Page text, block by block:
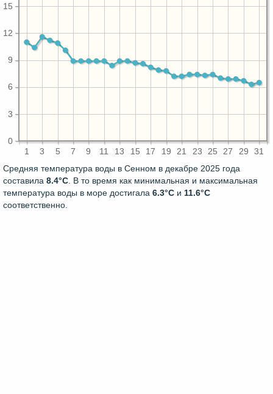
1 3 5 7 9 11 13 15 17 19 21 23 25 27 29 31
0
3
6
9
12
15
Средняя температура воды в Сенном в декабре 2025 года
составила 8.4°C. В то время как минимальная и максимальная
температура воды в море достигала 6.3°C и 11.6°C
соответственно.